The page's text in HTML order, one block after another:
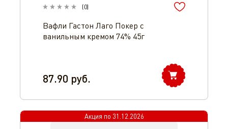
(0)
Вафли Гастон Лаго Покер с
ванильным кремом 74% 45г
87.90 руб.
Акция по 31.12.2026